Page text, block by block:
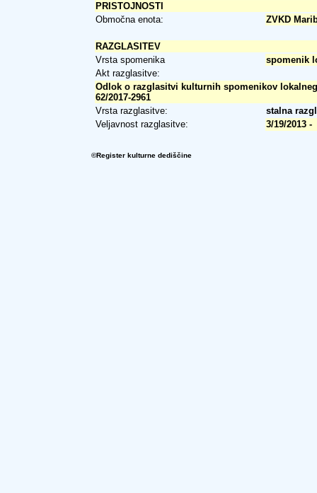
PRISTOJNOSTI
Območna enota:
ZVKD
RAZGLASITEV
Vrsta spomenika
spomenik
Akt razglasitve:
Odlok o razglasitvi kulturnih spomenikov
62/2017-2961
Vrsta razglasitve:
stalna
Veljavnost razglasitve:
3/19/2013 -
©Register kulturne dediščine